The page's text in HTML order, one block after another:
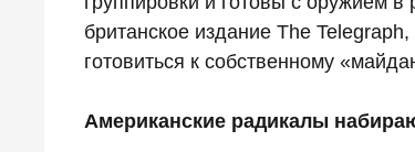
британское издание The
готовиться к собственному
Американские радикалы